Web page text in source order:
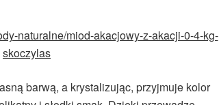
naturalne/miod-akacjowy-z-akacji-0-4-kg-
skoczylas
barwą, a krystalizując, przyjmuje kolor